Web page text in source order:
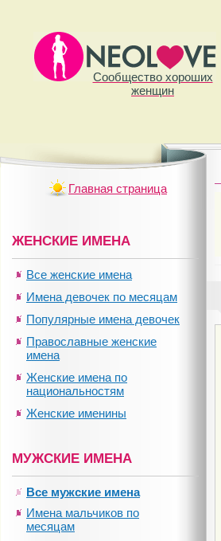
Сообщество хороших
женщин
Главная страница
ЖЕНСКИЕ ИМЕНА
Все женские имена
Имена девочек по месяцам
Популярные имена девочек
Православные женские
имена
Женские имена по
национальностям
Женские именины
МУЖСКИЕ ИМЕНА
Все мужские имена
Имена мальчиков по
месяцам